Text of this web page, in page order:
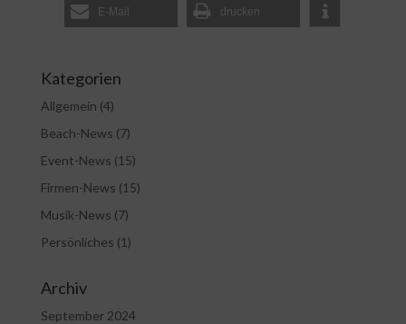
E-Mail drucken
Kategorien
Allgemein (4)
Beach-News (7)
Event-News (15)
Firmen-News (15)
Musik-News (7)
Persönliches (1)
Archiv
September 2024